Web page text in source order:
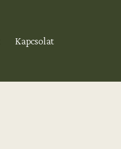
Kapcsolat